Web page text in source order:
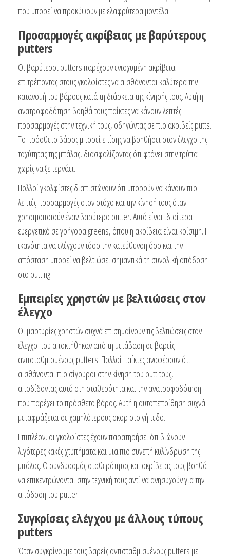
που μπορεί να προκύψουν με ελαφρύτερα μοντέλα.
Προσαρμογές ακρίβειας με βαρύτερους
putters
Οι βαρύτεροι putters παρέχουν ενισχυμένη ακρίβεια
επιτρέποντας στους γκολφίστες να αισθάνονται καλύτερα την
κατανομή του βάρους κατά τη διάρκεια της κίνησής τους. Αυτή η
ανατροφοδότηση βοηθά τους παίκτες να κάνουν λεπτές
προσαρμογές στην τεχνική τους, οδηγώντας σε πιο ακριβείς putts.
Το πρόσθετο βάρος μπορεί επίσης να βοηθήσει στον έλεγχο της
ταχύτητας της μπάλας, διασφαλίζοντας ότι φτάνει στην τρύπα
χωρίς να ξεπερνάει.
Πολλοί γκολφίστες διαπιστώνουν ότι μπορούν να κάνουν πιο
λεπτές προσαρμογές στον στόχο και την κίνησή τους όταν
χρησιμοποιούν έναν βαρύτερο putter. Αυτό είναι ιδιαίτερα
ευεργετικό σε γρήγορα greens, όπου η ακρίβεια είναι κρίσιμη. Η
ικανότητα να ελέγχουν τόσο την κατεύθυνση όσο και την
απόσταση μπορεί να βελτιώσει σημαντικά τη συνολική απόδοση
στο putting.
Εμπειρίες χρηστών με βελτιώσεις στον
έλεγχο
Οι μαρτυρίες χρηστών συχνά επισημαίνουν τις βελτιώσεις στον
έλεγχο που αποκτήθηκαν από τη μετάβαση σε βαρείς
αντισταθμισμένους putters. Πολλοί παίκτες αναφέρουν ότι
αισθάνονται πιο σίγουροι στην κίνηση του putt τους,
αποδίδοντας αυτό στη σταθερότητα και την ανατροφοδότηση
που παρέχει το πρόσθετο βάρος. Αυτή η αυτοπεποίθηση συχνά
μεταφράζεται σε χαμηλότερους σκορ στο γήπεδο.
Επιπλέον, οι γκολφίστες έχουν παρατηρήσει ότι βιώνουν
λιγότερες κακές χτυπήματα και μια πιο συνεπή κυλίνδρωση της
μπάλας. Ο συνδυασμός σταθερότητας και ακρίβειας τους βοηθά
να επικεντρώνονται στην τεχνική τους αντί να ανησυχούν για την
απόδοση του putter.
Συγκρίσεις ελέγχου με άλλους τύπους
putters
Όταν συγκρίνουμε τους βαρείς αντισταθμισμένους putters με